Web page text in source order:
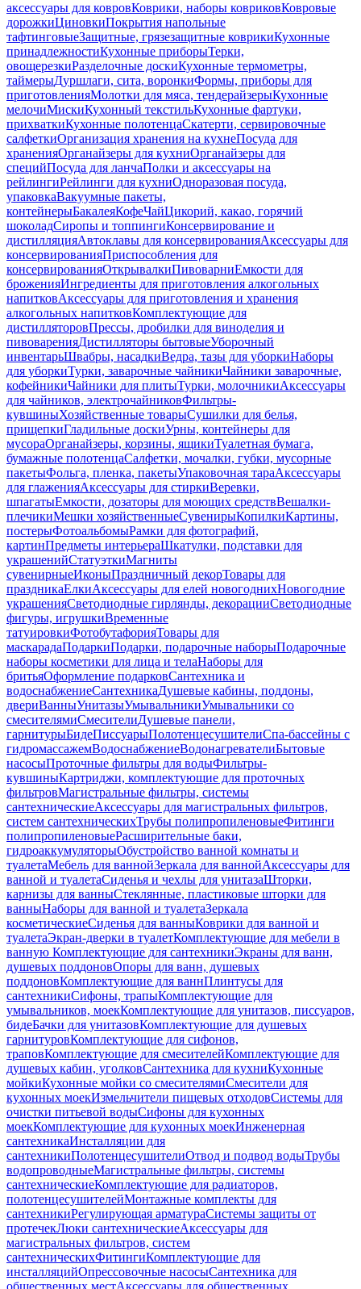
аксессуары для ковровКоврики, наборы ковриковКовровые
дорожкиЦиновкиПокрытия напольные
тафтинговыеЗащитные, грязезащитные коврикиКухонные
принадлежностиКухонные приборыТерки,
овощерезкиРазделочные доскиКухонные термометры,
таймерыДуршлаги, сита, воронкиФормы, приборы для
приготовленияМолотки для мяса, тендерайзерыКухонные
мелочиМискиКухонный текстильКухонные фартуки,
прихваткиКухонные полотенцаСкатерти, сервировочные
салфеткиОрганизация хранения на кухнеПосуда для
храненияОрганайзеры для кухниОрганайзеры для
специйПосуда для ланчаПолки и аксессуары на
рейлингиРейлинги для кухниОдноразовая посуда,
упаковкаВакуумные пакеты,
контейнерыБакалеяКофеЧайЦикорий, какао, горячий
шоколадСиропы и топпингиКонсервирование и
дистилляцияАвтоклавы для консервированияАксессуары для
консервированияПриспособления для
консервированияОткрывалкиПивоварниЕмкости для
броженияИнгредиенты для приготовления алкогольных
напитковАксессуары для приготовления и хранения
алкогольных напитковКомплектующие для
дистилляторовПрессы, дробилки для виноделия и
пивоваренияДистилляторы бытовыеУборочный
инвентарьШвабры, насадкиВедра, тазы для уборкиНаборы
для уборкиТурки, заварочные чайникиЧайники заварочные,
кофейникиЧайники для плитыТурки, молочникиАксессуары
для чайников, электрочайниковФильтры-
кувшиныХозяйственные товарыСушилки для белья,
прищепкиГладильные доскиУрны, контейнеры для
мусораОрганайзеры, корзины, ящикиТуалетная бумага,
бумажные полотенцаСалфетки, мочалки, губки, мусорные
пакетыФольга, пленка, пакетыУпаковочная тараАксессуары
для глаженияАксессуары для стиркиВеревки,
шпагатыЕмкости, дозаторы для моющих средствВешалки-
плечикиМешки хозяйственныеСувенирыКопилкиКартины,
постерыФотоальбомыРамки для фотографий,
картинПредметы интерьераШкатулки, подставки для
украшенийСтатуэткиМагниты
сувенирныеИконыПраздничный декорТовары для
праздникаЕлкиАксессуары для елей новогоднихНовогодние
украшенияСветодиодные гирлянды, декорацииСветодиодные
фигуры, игрушкиВременные
татуировкиФотобутафорияТовары для
маскарадаПодаркиПодарки, подарочные наборыПодарочные
наборы косметики для лица и телаНаборы для
бритьяОформление подарковСантехника и
водоснабжениеСантехникаДушевые кабины, поддоны,
двериВанныУнитазыУмывальникиУмывальники со
смесителямиСмесителиДушевые панели,
гарнитурыБидеПиссуарыПолотенцесушителиСпа-бассейны с
гидромассажемВодоснабжениеВодонагревателиБытовые
насосыПроточные фильтры для водыФильтры-
кувшиныКартриджи, комплектующие для проточных
фильтровМагистральные фильтры, системы
сантехническиеАксессуары для магистральных фильтров,
систем сантехническихТрубы полипропиленовыеФитинги
полипропиленовыеРасширительные баки,
гидроаккумуляторыОбустройство ванной комнаты и
туалетаМебель для ваннойЗеркала для ваннойАксессуары для
ванной и туалетаСиденья и чехлы для унитазаШторки,
карнизы для ванныСтеклянные, пластиковые шторки для
ванныНаборы для ванной и туалетаЗеркала
косметическиеСиденья для ванныКоврики для ванной и
туалетаЭкран-дверки в туалетКомплектующие для мебели в
ванную Комплектующие для сантехникиЭкраны для ванн,
душевых поддоновОпоры для ванн, душевых
поддоновКомплектующие для ваннПлинтусы для
сантехникиСифоны, трапыКомплектующие для
умывальников, моекКомплектующие для унитазов, писсуаров,
бидеБачки для унитазовКомплектующие для душевых
гарнитуровКомплектующие для сифонов,
траповКомплектующие для смесителейКомплектующие для
душевых кабин, уголковСантехника для кухниКухонные
мойкиКухонные мойки со смесителямиСмесители для
кухонных моекИзмельчители пищевых отходовСистемы для
очистки питьевой водыСифоны для кухонных
моекКомплектующие для кухонных моекИнженерная
сантехникаИнсталляции для
сантехникиПолотенцесушителиОтвод и подвод водыТрубы
водопроводныеМагистральные фильтры, системы
сантехническиеКомплектующие для радиаторов,
полотенцесушителейМонтажные комплекты для
сантехникиРегулирующая арматураСистемы защиты от
протечекЛюки сантехническиеАксессуары для
магистральных фильтров, систем
сантехническихФитингиКомплектующие для
инсталляцийОпрессовочные насосыСантехника для
общественных местАксессуары для общественных